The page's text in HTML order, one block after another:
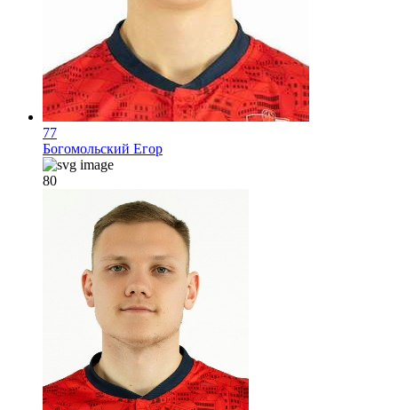
77
Богомольский Егор
80